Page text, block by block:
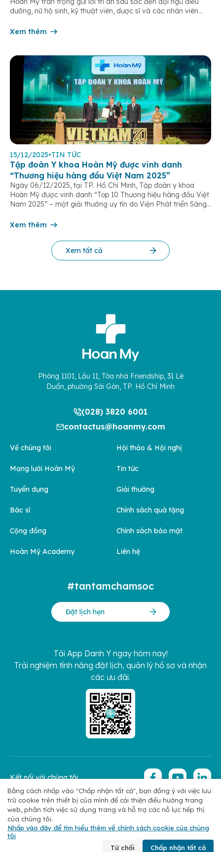
dưỡng, nữ hộ sinh, kỹ thuật viên, dược sĩ và các nhân viên
âm thầm đồng hành trên […]
Xem thêm
15/12/2025•TIN TỨC
Tập đoàn Y khoa Hoàn Mỹ được vinh danh
“Thương hiệu hàng đầu Việt Nam 2025”
Ngày 06/12/2025, tại TP. Hồ Chí Minh, Tập đoàn y khoa
Hoàn Mỹ được vinh danh “Top 10 Thương hiệu hàng đầu Việt
Nam 2025” – một giải thưởng uy tín do Viện Phát triển Sáng
cứu Phát triển Doanh nghiệp Châu Á […]
Xem thêm
Xem tất cả
Phòng 1101, Lầu 11, Tòa nhà Friendship, 31 Lê
Duẩn, phường Sài Gòn, TP. Hồ Chí Minh
(028) 3820 6001
contactus@hoanmy.com
Về chúng tôi
Mạng lưới Hoàn Mỹ
Tuyển dụng
Bác sĩ
Cộng đồng
Hoàn Mỹ Academy
Hội thảo & Hội nghị
Tin tức
Giải thưởng
Chính sách quà tặng
Chính sách bảo mật
Liên hệ
#tantamchamsoc
Đặt lịch hẹn
Tải App Danh Y ngay hôm nay!
Trải nghiệm tính năng đặt lịch, quản lý hồ sơ và nhận
các ưu đãi.
Chính sách bảo mật Copyright 2026 © Hoan My Corporation
Kết nối với chúng tôi
Đặt lịch Liên hệ
Bằng cách nhấp vào "Chấp nhận tất cả", bạn đồng ý với việc lưu
trữ cookie trên thiết bị của mình để cải thiện điều hướng trang
web, phân tích việc sử dụng trang và hỗ trợ các nỗ lực tiếp thị
của chúng tôi.
Nhấp vào đây để tìm hiểu thêm về chính sách cookie của chúng
tôi
Từ chối
Chấp nhận tất cả